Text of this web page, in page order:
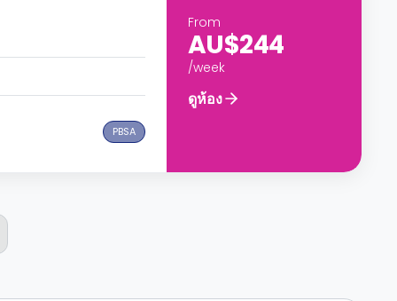
PBSA
From
AU$244
/week
ดูห้อง